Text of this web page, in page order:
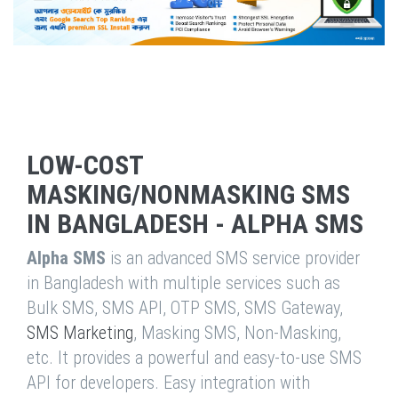
LOW-COST
MASKING/NONMASKING SMS
IN BANGLADESH - ALPHA SMS
Alpha SMS is an advanced SMS service provider
in Bangladesh with multiple services such as
Bulk SMS, SMS API, OTP SMS, SMS Gateway,
SMS Marketing, Masking SMS, Non-Masking,
etc. It provides a powerful and easy-to-use SMS
API for developers. Easy integration with